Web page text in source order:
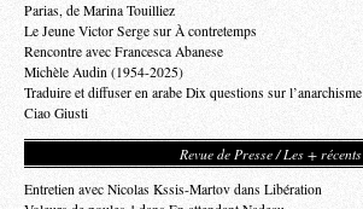
Parias, de Marina Touilliez
Le Jeune Victor Serge sur À contretemps
Rencontre avec Francesca Abanese
Michèle Audin (1954-2025)
Traduire et diffuser en arabe Dix questions sur l’anarchisme
Ciao Giusti
Revue de Presse / Les + récents
Entretien avec Nicolas Kssis-Martov dans Libération